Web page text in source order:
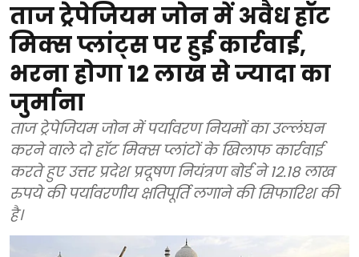
ताज ट्रेपेजियम जोन में अवैध हॉट
मिक्स प्लांट्स पर हुई कार्रवाई,
भरना होगा 12 लाख से ज्यादा का
जुर्माना
ताज ट्रेपेजियम जोन में पर्यावरण नियमों का उल्लंघन
करने वाले दो हॉट मिक्स प्लांटों के खिलाफ कार्रवाई
करते हुए उत्तर प्रदेश प्रदूषण नियंत्रण बोर्ड ने 12.18 लाख
रुपये की पर्यावरणीय क्षतिपूर्ति लगाने की सिफारिश की
है।